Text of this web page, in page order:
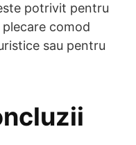
potrivit pentru
comod
sau pentru